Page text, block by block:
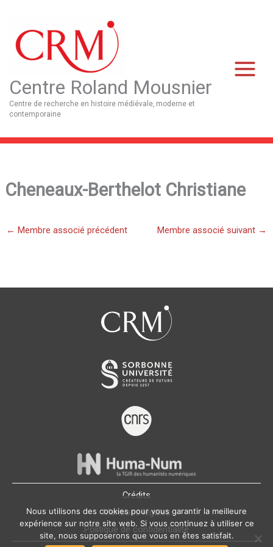
contenu
Centre Roland Mousnier
Centre de recherche en histoire médiévale, moderne et
contemporaine
Cheneaux-Berthelot Christiane
← Membre associé précédent Membre associé suivant →
Crédits
Mentions légales
Politique de confidentialité
Nous utilisons des cookies pour vous garantir la meilleure
expérience sur notre site web. Si vous continuez à utiliser ce
site, nous supposerons que vous en êtes satisfait.